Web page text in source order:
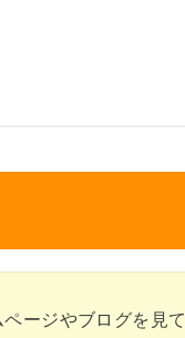
ージやブログを見て